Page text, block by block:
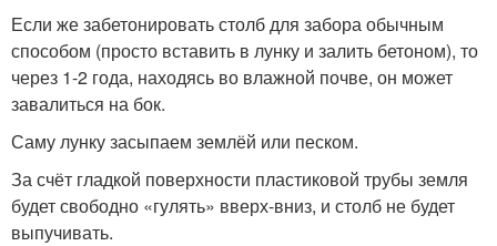
Если же забетонировать столб для забора обычным
способом (просто вставить в лунку и залить бетоном), то
через 1-2 года, находясь во влажной почве, он может
завалиться на бок.
Саму лунку засыпаем землёй или песком.
За счёт гладкой поверхности пластиковой трубы земля
будет свободно «гулять» вверх-вниз, и столб не будет
выпучивать.